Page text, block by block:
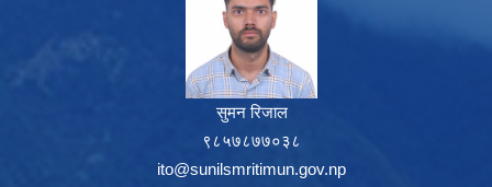
सुमन रिजाल
९८५७८७७०३८
ito@sunilsmritimun.gov.np